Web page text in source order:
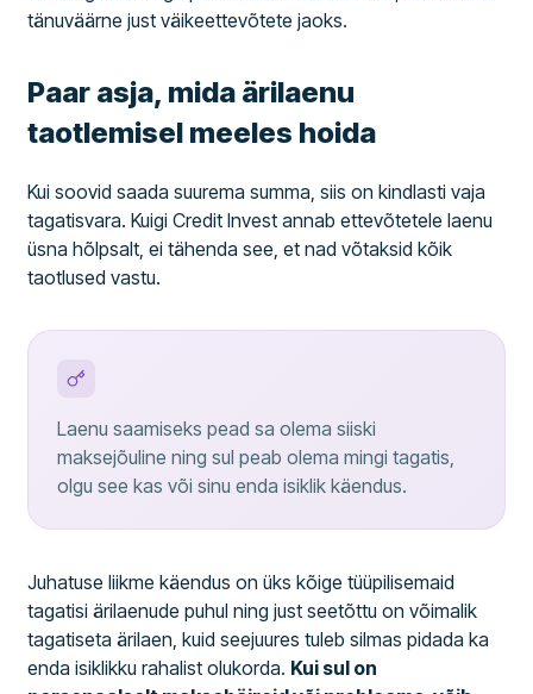
tänuväärne just väikeettevõtete jaoks.
Paar asja, mida ärilaenu
taotlemisel meeles hoida
Kui soovid saada suurema summa, siis on kindlasti vaja
tagatisvara. Kuigi Credit Invest annab ettevõtetele laenu
üsna hõlpsalt, ei tähenda see, et nad võtaksid kõik
taotlused vastu.
Laenu saamiseks pead sa olema siiski
maksejõuline ning sul peab olema mingi tagatis,
olgu see kas või sinu enda isiklik käendus.
Juhatuse liikme käendus on üks kõige tüüpilisemaid
tagatisi ärilaenude puhul ning just seetõttu on võimalik
tagatiseta ärilaen, kuid seejuures tuleb silmas pidada ka
enda isiklikku rahalist olukorda. Kui sul on